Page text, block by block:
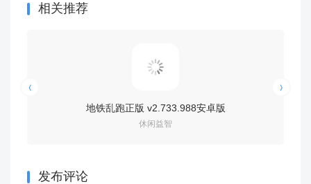
相关推荐
地铁乱跑正版 v2.733.988安卓版
休闲益智
发布评论